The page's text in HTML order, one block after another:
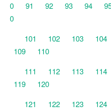
0
91 92 93 94
0
101
102 103 104
109
110
111
112 113 114
119
120
121
122 123 124